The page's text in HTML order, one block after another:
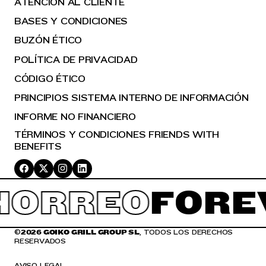
ATENCIÓN AL CLIENTE
BASES Y CONDICIONES
BUZÓN ÉTICO
POLÍTICA DE PRIVACIDAD
CÓDIGO ÉTICO
PRINCIPIOS SISTEMA INTERNO DE INFORMACIÓN
INFORME NO FINANCIERO
TÉRMINOS Y CONDICIONES FRIENDS WITH
BENEFITS
©2026 GOIKO GRILL GROUP SL, TODOS LOS DERECHOS
RESERVADOS